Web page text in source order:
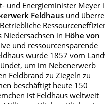
und Energieminister Meyer
Feldhaus und
Niedersachsen in Höhe von
und ressourcensparende
wurde 1857 vom
um im Nebenerwerb
Feldbrand zu Ziegeln zu
beschäftigt heute 150
ist Feldhaus weltweit